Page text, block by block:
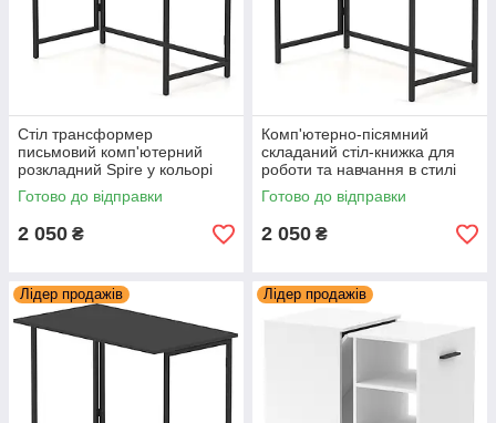
Стіл трансформер
письмовий комп'ютерний
розкладний Spire у кольорі
Венге для дітей та дорослих
Knap Knap
Готово до відправки
2 050 ₴
Комп'ютерно-пісямний
складаний стіл-книжка для
роботи та навчання в стилі
Лофт Spire Ательє світлий
Knap Knap
Готово до відправки
2 050 ₴
Лідер продажів Лідер продажів